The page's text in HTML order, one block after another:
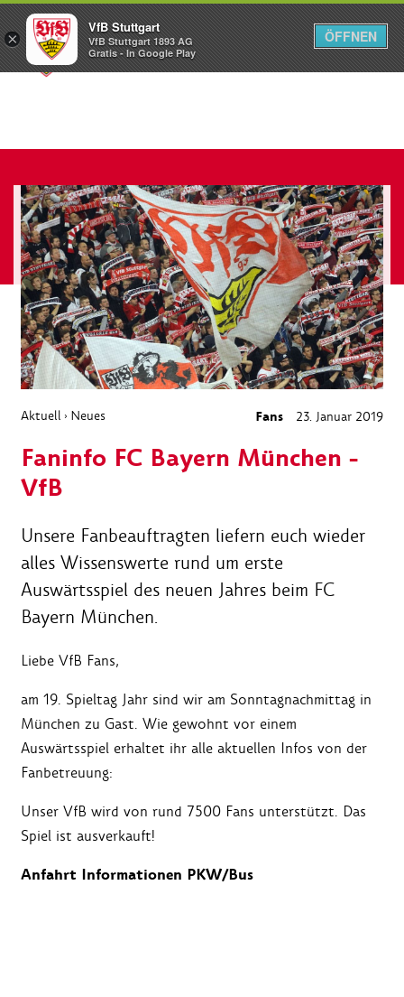
Menü
Aktuell › Neues Fans 23. Januar 2019
Faninfo FC Bayern München -
VfB
Unsere Fanbeauftragten liefern euch wieder
alles Wissenswerte rund um erste
Auswärtsspiel des neuen Jahres beim FC
Bayern München.
Liebe VfB Fans,
am 19. Spieltag Jahr sind wir am Sonntagnachmittag in
München zu Gast. Wie gewohnt vor einem
Auswärtsspiel erhaltet ihr alle aktuellen Infos von der
Fanbetreuung:
Unser VfB wird von rund 7500 Fans unterstützt. Das
Spiel ist ausverkauft!
Anfahrt Informationen PKW/Bus
×
VfB Stuttgart
VfB Stuttgart 1893 AG
Gratis - In Google Play
ÖFFNEN